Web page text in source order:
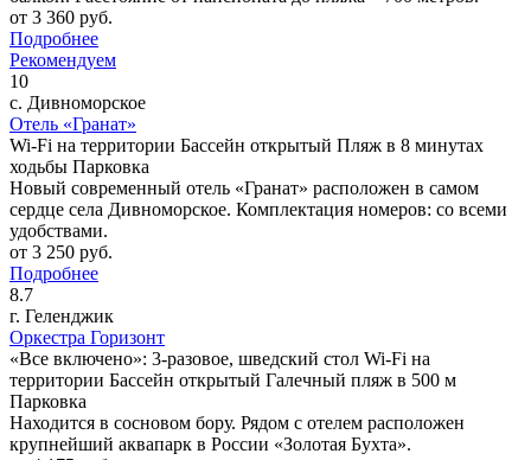
от 3 360 руб.
Подробнее
Рекомендуем
10
с. Дивноморское
Отель «Гранат»
Wi-Fi на территории Бассейн открытый Пляж в 8 минутах
ходьбы Парковка
Новый современный отель «Гранат» расположен в самом
сердце села Дивноморское. Комплектация номеров: со всеми
удобствами.
от 3 250 руб.
Подробнее
8.7
г. Геленджик
Оркестра Горизонт
«Все включено»: 3-разовое, шведский стол Wi-Fi на
территории Бассейн открытый Галечный пляж в 500 м
Парковка
Находится в сосновом бору. Рядом с отелем расположен
крупнейший аквапарк в России «Золотая Бухта».